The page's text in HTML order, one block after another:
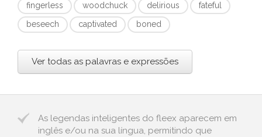
fingerless
woodchuck delirious
fateful
beseech
captivated boned
Ver todas as palavras e expressões
As legendas inteligentes do fleex aparecem em
inglês e/ou na sua língua, permitindo que